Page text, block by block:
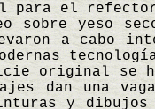
para el
yeso
a cabo
original
dan una
y